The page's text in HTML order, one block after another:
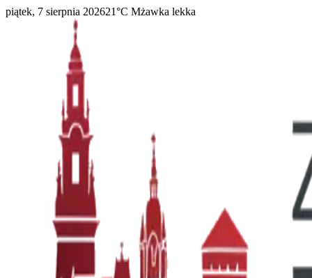
piątek, 7 sierpnia 202621°C Mżawka lekka